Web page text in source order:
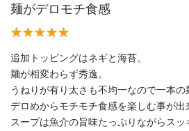
麺がデロモチ食感
追加トッピングはネギと海苔。
麺が相変わらず秀逸。
うねりが有り太さも不均一なので一本の
デロめからモチモチ食感を楽しむ事が出
スープは魚介の旨味たっぷりながらスッ